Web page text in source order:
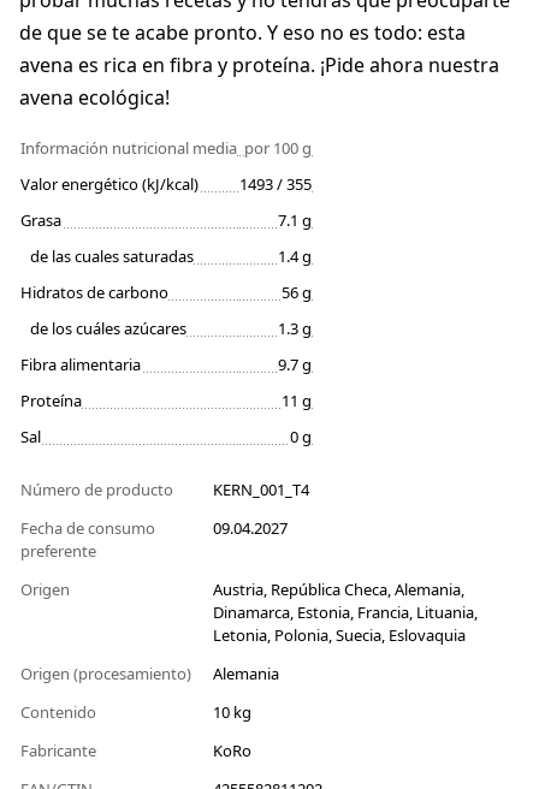
de que se te acabe pronto. Y eso no es todo: esta
avena es rica en fibra y proteína. ¡Pide ahora nuestra
avena ecológica!
Información nutricional media por 100 g
Valor energético (kJ/kcal)
1493 / 355
Grasa
7.1 g
de las cuales saturadas
1.4 g
Hidratos de carbono
56 g
de los cuáles azúcares
1.3 g
Fibra alimentaria
9.7 g
Proteína
11 g
Sal
0 g
Número de producto
KERN_001_T4
Fecha de consumo
preferente
09.04.2027
Origen
Austria, República Checa, Alemania,
Dinamarca, Estonia, Francia, Lituania,
Letonia, Polonia, Suecia, Eslovaquia
Origen (procesamiento)
Alemania
Contenido
10 kg
Fabricante
KoRo